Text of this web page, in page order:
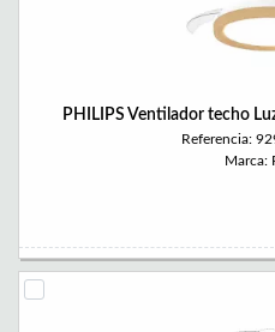
PHILIPS Ventilador techo
Referencia:
Marca: